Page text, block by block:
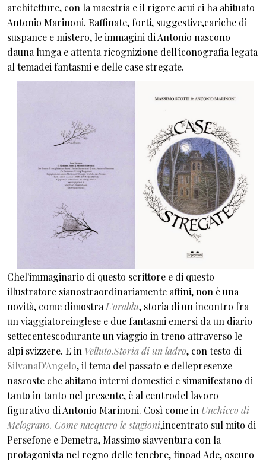
architetture, con la maestria e il rigore acui ci ha abituato
Antonio Marinoni. Raffinate, forti, suggestive,cariche di
suspance e mistero, le immagini di Antonio nascono
dauna lunga e attenta ricognizione dell'iconografia legata
al temadei fantasmi e delle case stregate.
Chel'immaginario di questo scrittore e di questo
illustratore sianostraordinariamente affini, non è una
novità, come dimostraL'orablu, storia di un incontro fra
un viaggiatoreinglese e due fantasmi emersi da un diario
settecentescodurante un viaggio in treno attraverso le
alpi svizzere. E in Velluto.Storia di un ladro, con testo di
SilvanaD'Angelo, il tema del passato e dellepresenze
nascoste che abitano interni domestici e simanifestano di
tanto in tanto nel presente, è al centrodel lavoro
figurativo di Antonio Marinoni. Così come in Unchicco di
Melograno. Come nacquero le stagioni,incentrato sul mito di
Persefone e Demetra, Massimo siavventura con la
protagonista nel regno delle tenebre, finoad Ade, oscuro